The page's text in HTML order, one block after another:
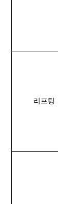
리프팅